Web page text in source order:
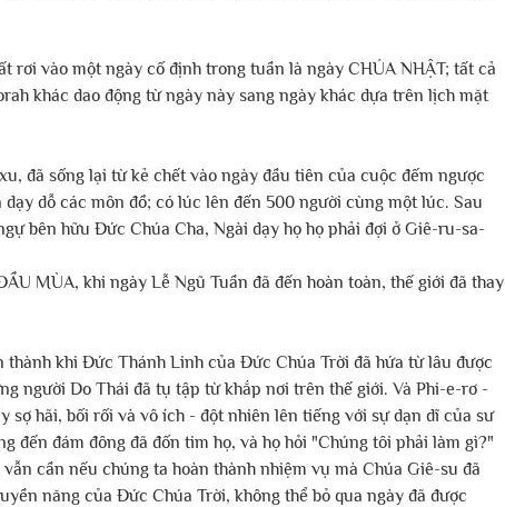
rơi vào một ngày cố định trong tuần là ngày CHÚA NHẬT; tất cả
khác dao động từ ngày này sang ngày khác dựa trên lịch mặt
đã sống lại từ kẻ chết vào ngày đầu tiên của cuộc đếm ngược
dỗ các môn đồ; có lúc lên đến 500 người cùng một lúc. Sau
bên hữu Đức Chúa Cha, Ngài dạy họ họ phải đợi ở Giê-ru-sa-
MÙA, khi ngày Lễ Ngũ Tuần đã đến hoàn toàn, thế giới đã thay
thành khi Đức Thánh Linh của Đức Chúa Trời đã hứa từ lâu được
người Do Thái đã tụ tập từ khắp nơi trên thế giới. Và Phi-e-rơ -
sợ hãi, bối rối và vô ích - đột nhiên lên tiếng với sự dạn dĩ của sư
đến đám đông đã đốn tim họ, và họ hỏi "Chúng tôi phải làm gì?"
cần nếu chúng ta hoàn thành nhiệm vụ mà Chúa Giê-su đã
năng của Đức Chúa Trời, không thể bỏ qua ngày đã được